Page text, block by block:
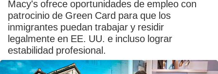
Macy's ofrece oportunidades de empleo con
patrocinio de Green Card para que los
inmigrantes puedan trabajar y residir
legalmente en EE. UU. e incluso lograr
estabilidad profesional.